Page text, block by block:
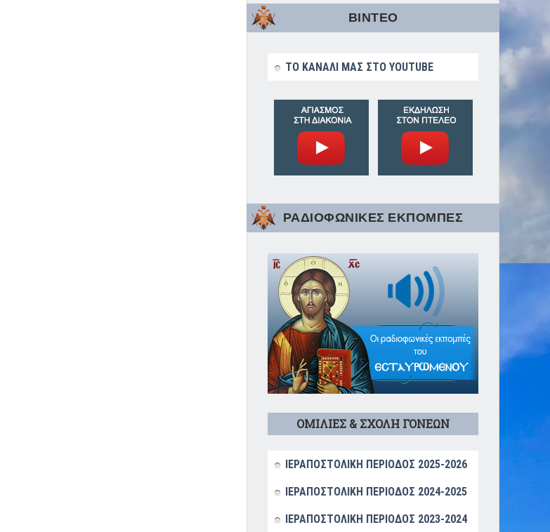
ΒΙΝΤΕΟ
ΤΟ ΚΑΝΑΛΙ ΜΑΣ ΣΤΟ YOUTUBE
ΡΑΔΙΟΦΩΝΙΚΕΣ ΕΚΠΟΜΠΕΣ
ΟΜΙΛΙΕΣ & ΣΧΟΛΗ ΓΟΝΕΩΝ
ΙΕΡΑΠΟΣΤΟΛΙΚΗ ΠΕΡΙΟΔΟΣ 2025-2026
ΙΕΡΑΠΟΣΤΟΛΙΚΗ ΠΕΡΙΟΔΟΣ 2024-2025
ΙΕΡΑΠΟΣΤΟΛΙΚΗ ΠΕΡΙΟΔΟΣ 2023-2024